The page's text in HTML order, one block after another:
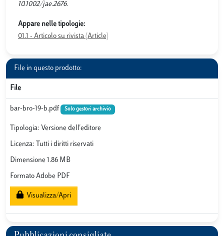
10.1002/jae.2676.
Appare nelle tipologie:
01.1 - Articolo su rivista (Article)
File in questo prodotto:
File
bar-bro-19-b.pdf Solo gestori archivio
Tipologia: Versione dell'editore
Licenza: Tutti i diritti riservati
Dimensione 1.86 MB
Formato Adobe PDF
Visualizza/Apri